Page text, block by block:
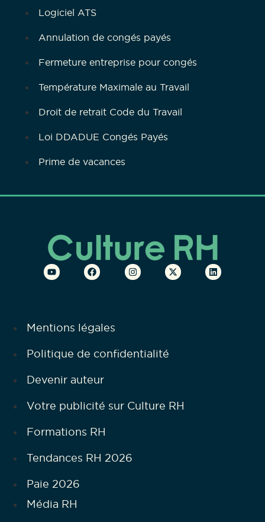
Logiciel ATS
Annulation de congés payés
Fermeture entreprise pour congés
Température Maximale au Travail
Droit de retrait Code du Travail
Loi DDADUE Congés Payés
Prime de vacances
Mentions légales
Politique de confidentialité
Devenir auteur
Votre publicité sur Culture RH
Formations RH
Tendances RH 2026
Paie 2026
Média RH